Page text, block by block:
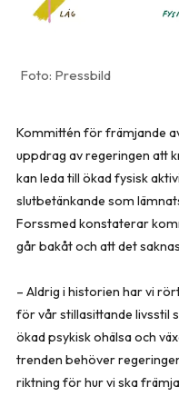
Pressbild
Kommittén för främjande
uppdrag av regeringen att
kan leda till ökad fysisk
slutbetänkande som
Forssmed konstaterar
går bakåt och att det
– Aldrig i historien har vi
för vår stillasittande livsstil
ökad psykisk ohälsa och
trenden behöver
riktning för hur vi ska